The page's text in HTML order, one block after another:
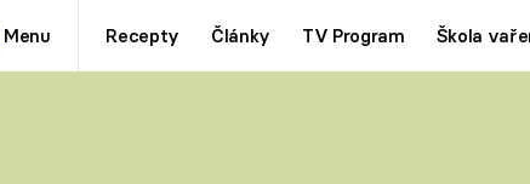
Menu Recepty Články TV Program Škola